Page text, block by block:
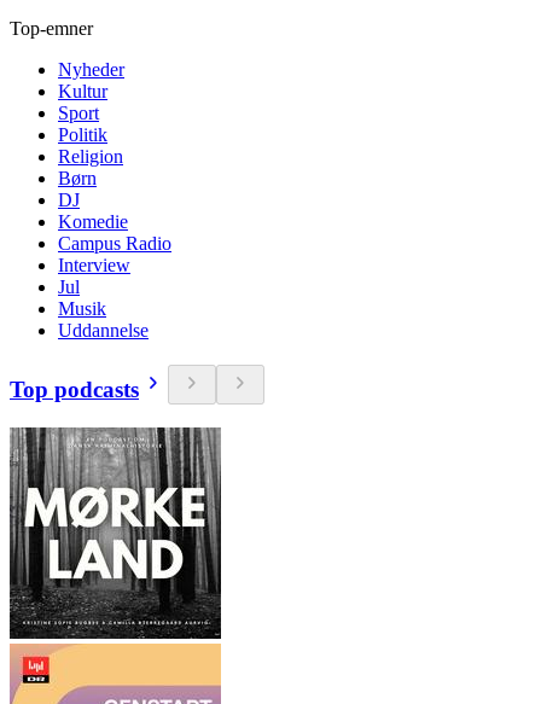
Top-emner
Nyheder
Kultur
Sport
Politik
Religion
Børn
DJ
Komedie
Campus Radio
Interview
Jul
Musik
Uddannelse
Top podcasts